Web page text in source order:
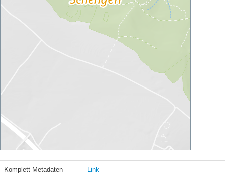
Komplett Metadaten Link